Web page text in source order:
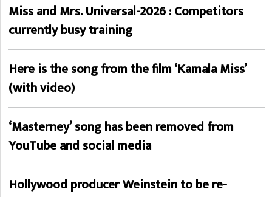
Miss and Mrs. Universal-2026 : Competitors
currently busy training
Here is the song from the film ‘Kamala Miss’
(with video)
‘Masterney’ song has been removed from
YouTube and social media
Hollywood producer Weinstein to be re-